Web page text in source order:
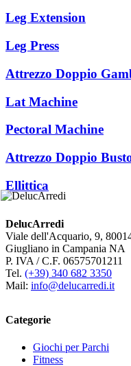
Leg Extension
Leg Press
Attrezzo Doppio
Lat Machine
Pectoral Machine
Attrezzo Doppio
Ellittica
DelucArredi
Viale dell'Acquario, 9,
Giugliano in Campania NA
P. IVA / C.F. 06575701211
Tel. (+39) 340 682 3350
Mail: info@delucarredi.it
Categorie
Giochi per Parchi
Fitness